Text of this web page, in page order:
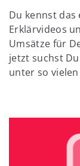
Du kennst
Erklärvideos
Umsätze für
jetzt suchst
unter so